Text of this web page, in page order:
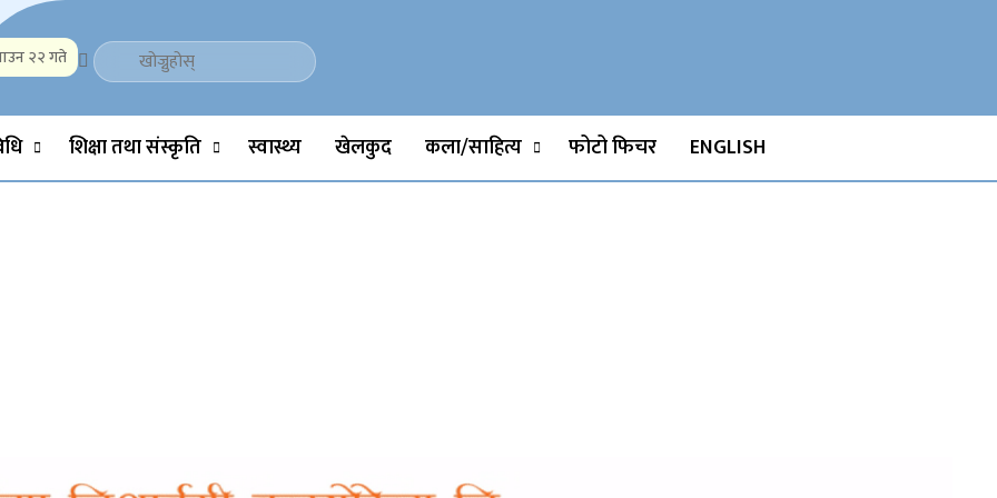
Science, Technology, Social, Media, Sports, Youth, Model Watch, Movies
२२ गते
शिक्षा तथा संस्कृति स्वास्थ्य खेलकुद कला/साहित्य फोटो फिचर ENGLISH